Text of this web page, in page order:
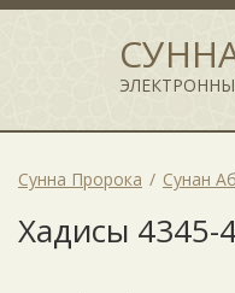
Сунна Пророка Сунан
Хадисы 4345-